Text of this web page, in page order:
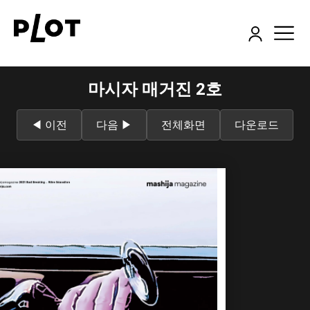
마시자 매거진 2호
◀ 이전 다음 ▶ 전체화면 다운로드